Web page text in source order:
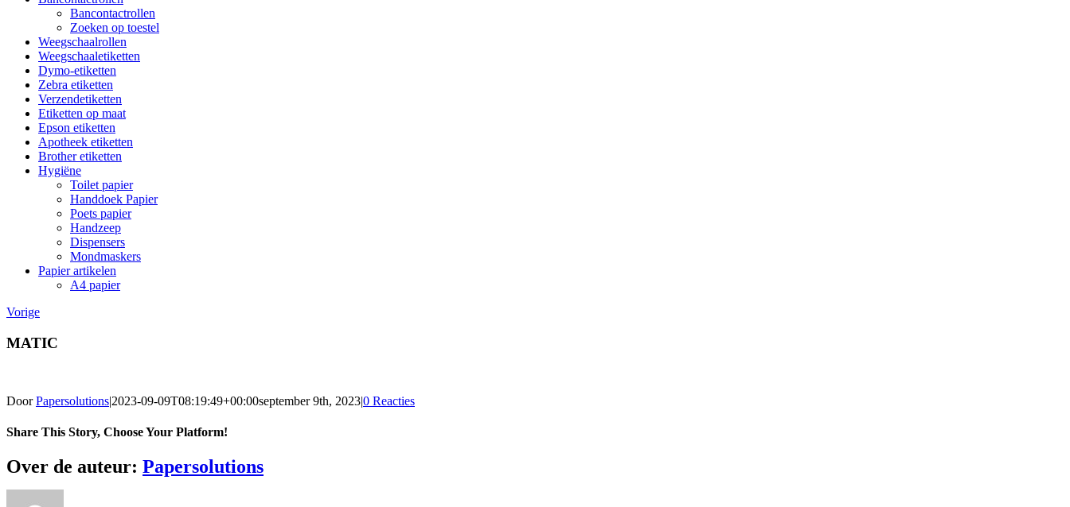
Bancontactrollen
Zoeken op toestel
Weegschaalrollen
Weegschaaletiketten
Dymo-etiketten
Zebra etiketten
Verzendetiketten
Etiketten op maat
Epson etiketten
Apotheek etiketten
Brother etiketten
Hygiëne
Toilet papier
Handdoek Papier
Poets papier
Handzeep
Dispensers
Mondmaskers
Papier artikelen
A4 papier
Vorige
MATIC
DoorPapersolutions|2023-09-09T08:19:49+00:00september 9th, 2023|0 Reacties
Share This Story, Choose Your Platform!
Facebook
Twitter
Reddit
LinkedIn
WhatsApp
Tumblr
Pinterest
Vk
E-
mail
Over de auteur: Papersolutions